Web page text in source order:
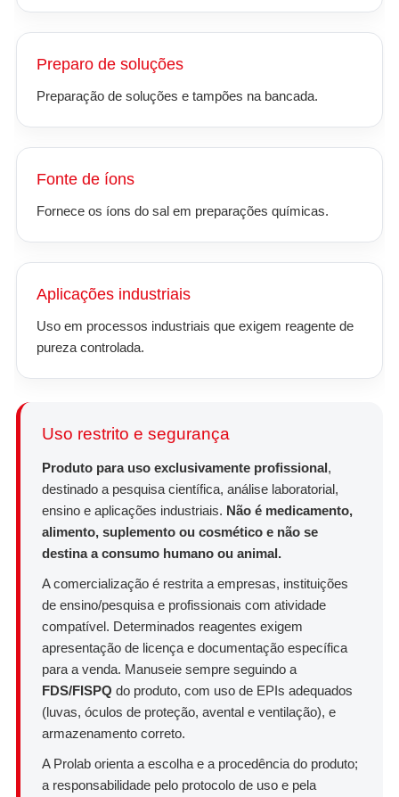
Preparo de soluções
Preparação de soluções e tampões na bancada.
Fonte de íons
Fornece os íons do sal em preparações químicas.
Aplicações industriais
Uso em processos industriais que exigem reagente de
pureza controlada.
Uso restrito e segurança
Produto para uso exclusivamente profissional,
destinado a pesquisa científica, análise laboratorial,
ensino e aplicações industriais. Não é medicamento,
alimento, suplemento ou cosmético e não se
destina a consumo humano ou animal.
A comercialização é restrita a empresas, instituições
de ensino/pesquisa e profissionais com atividade
compatível. Determinados reagentes exigem
apresentação de licença e documentação específica
para a venda. Manuseie sempre seguindo a
FDS/FISPQ do produto, com uso de EPIs adequados
(luvas, óculos de proteção, avental e ventilação), e
armazenamento correto.
A Prolab orienta a escolha e a procedência do produto;
a responsabilidade pelo protocolo de uso e pela